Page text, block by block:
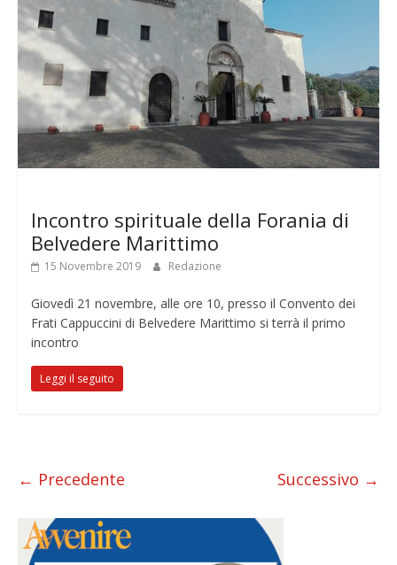
Incontro spirituale della Forania di
Belvedere Marittimo
15 Novembre 2019 Redazione
Giovedì 21 novembre, alle ore 10, presso il Convento dei
Frati Cappuccini di Belvedere Marittimo si terrà il primo
incontro
Leggi il seguito
← Precedente Successivo →